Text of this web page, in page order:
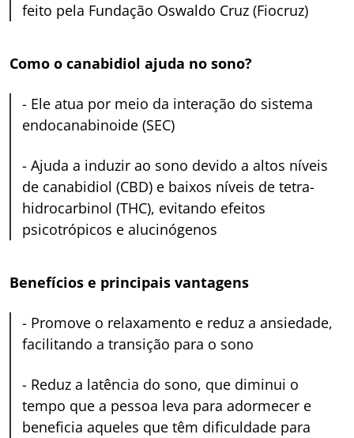
feito pela Fundação Oswaldo Cruz (Fiocruz)
Como o canabidiol ajuda no sono?
- Ele atua por meio da interação do sistema
endocanabinoide (SEC)
- Ajuda a induzir ao sono devido a altos níveis
de canabidiol (CBD) e baixos níveis de tetra-
hidrocarbinol (THC), evitando efeitos
psicotrópicos e alucinógenos
Benefícios e principais vantagens
- Promove o relaxamento e reduz a ansiedade,
facilitando a transição para o sono
- Reduz a latência do sono, que diminui o
tempo que a pessoa leva para adormecer e
beneficia aqueles que têm dificuldade para